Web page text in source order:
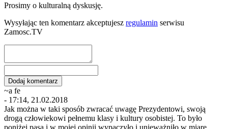
Prosimy o kulturalną dyskusję.
Wysyłając ten komentarz akceptujesz regulamin serwisu
Zamosc.TV
~a fe
- 17:14, 21.02.2018
Jak można w taki sposób zwracać uwagę Prezydentowi, swoją
drogą człowiekowi pełnemu klasy i kultury osobistej. To było
poniżej pasa i w mojej opinii wypaczyło i unieważniło w miarę